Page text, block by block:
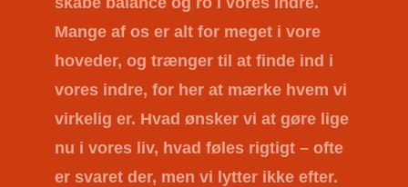
Mange af os er alt for meget i vore
hoveder, og trænger til at finde ind i
vores indre, for her at mærke hvem vi
virkelig er. Hvad ønsker vi at gøre lige
nu i vores liv, hvad føles rigtigt – ofte
er svaret der, men vi lytter ikke efter.